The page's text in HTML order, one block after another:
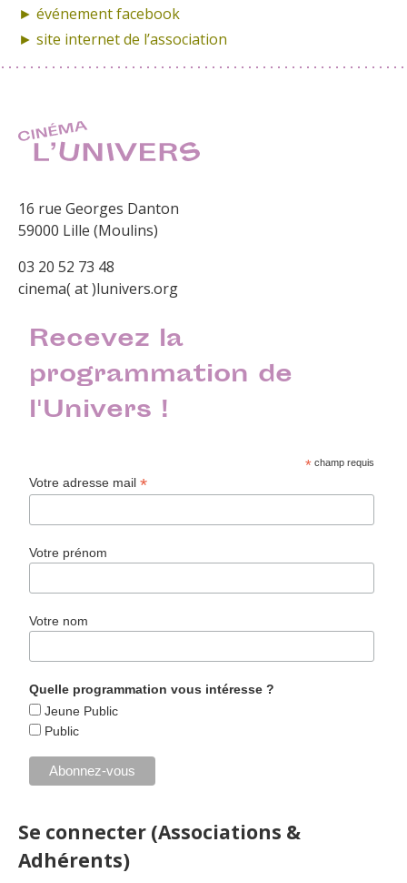
► événementfacebook
► site internet de l’association
16 rue Georges Danton
59000 Lille (Moulins)
03 20 52 73 48
cinema( at )lunivers.org
Recevez la
programmation de
l'Univers !
* champ requis
Votre adresse mail*
Votre prénom
Votre nom
Quelle programmation vous intéresse ?
Jeune Public
Public
Se connecter (Associations &
Adhérents)